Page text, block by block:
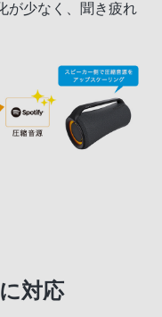
が少なく、聞き疲れ
対応